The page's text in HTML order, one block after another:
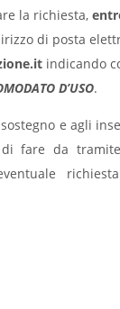
la richiesta,
di posta
indicando
D’USO.
e agli
fare da